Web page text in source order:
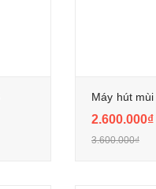
Máy hút
2.600.000₫
3.600.000₫